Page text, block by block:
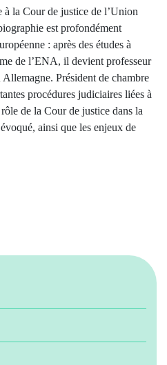
la Cour de justice de l’Union
est profondément
: après des études à
de l’ENA, il devient professeur
Président de chambre
procédures judiciaires liées à
de la Cour de justice dans la
ainsi que les enjeux de